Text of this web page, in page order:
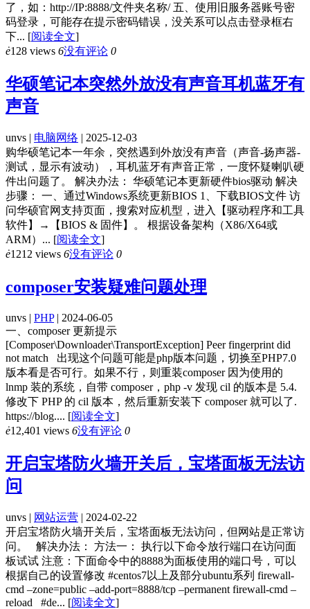
了，如：http://IP:8888/文件夹名称/ 五、使用旧服务器账号密
码登录，可能存在提示密码错误，没关系可以点击登录框右
下... [阅读全文]
ė128 views 6没有评论 0
华硕笔记本突然外放没有声音耳机蓝牙有
声音
unvs | 电脑网络 | 2025-12-03
购华硕笔记本一年余，突然遇到外放没有声音（声音-扬声器-
测试，显示有波动），耳机蓝牙有声音正常，一度怀疑喇叭硬
件出问题了。 解决办法： 华硕笔记本更新硬件bios驱动 解决
步骤： 一、通过Windows系统更新BIOS 1、下载BIOS文件 访
问华硕官网支持页面，搜索对应机型，进入【驱动程序和工具
软件】→【BIOS & 固件】。 根据设备架构（X86/X64或
ARM）... [阅读全文]
ė1212 views 6没有评论 0
composer安装疑难问题处理
unvs | PHP| 2024-06-05
一、composer 更新提示
[Composer\Downloader\TransportException] Peer fingerprint did
not match 出现这个问题可能是php版本问题，切换至PHP7.0
版本看是否可行。如果不行，则重装composer 因为使用的
lnmp 装的系统，自带 composer，php -v 发现 cil 的版本是 5.4.
修改下 PHP 的 cil 版本，然后重新安装下 composer 就可以了.
https://blog.... [阅读全文]
ė12,401 views 6没有评论 0
开启宝塔防火墙开关后，宝塔面板无法访
问
unvs | 网站运营 | 2024-02-22
开启宝塔防火墙开关后，宝塔面板无法访问，但网站是正常访
问。 解决办法： 方法一： 执行以下命令放行端口在访问面
板试试 注意：下面命令中的8888为面板使用的端口号，可以
根据自己的设置修改 #centos7以上及部分ubuntu系列 firewall-
cmd –zone=public –add-port=8888/tcp –permanent firewall-cmd –
reload #de... [阅读全文]